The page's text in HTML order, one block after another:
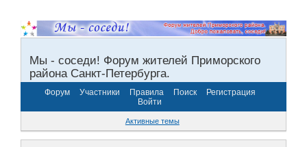
Мы - соседи! Форум жителей Приморского
района Санкт-Петербурга.
Форум Участники Правила Поиск
Регистрация
Войти
Активные темы